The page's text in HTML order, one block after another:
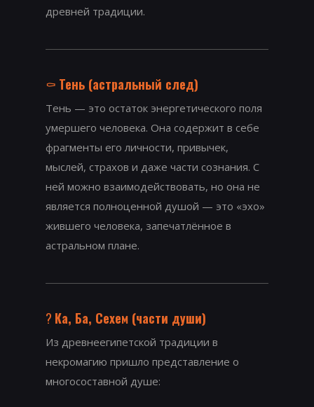
древней традиции.
⚰️ Тень (астральный след)
Тень — это остаток энергетического поля
умершего человека. Она содержит в себе
фрагменты его личности, привычек,
мыслей, страхов и даже части сознания. С
ней можно взаимодействовать, но она не
является полноценной душой — это «эхо»
жившего человека, запечатлённое в
астральном плане.
? Ка, Ба, Сехем (части души)
Из древнеегипетской традиции в
некромагию пришло представление о
многосоставной душе: